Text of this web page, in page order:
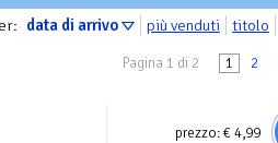
data di arrivo più venduti titolo
Pagina 1 di 2 1 2
prezzo:€ 4,99